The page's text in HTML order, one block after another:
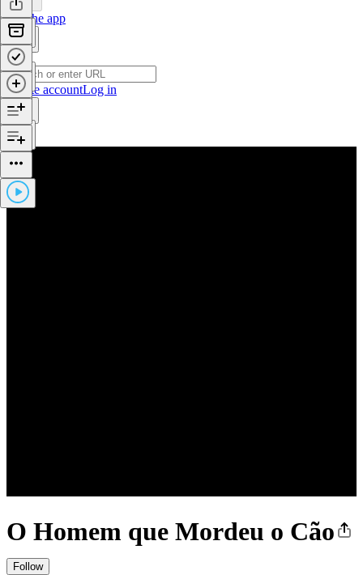
Get the app
Create accountLog in
O Homem que Mordeu o Cão
Follow